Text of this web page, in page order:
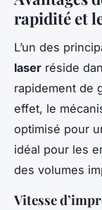
rapidité et
L’un des
laser réside
rapidement de
effet, le
optimisé pour
idéal pour les
des volumes
Vitesse